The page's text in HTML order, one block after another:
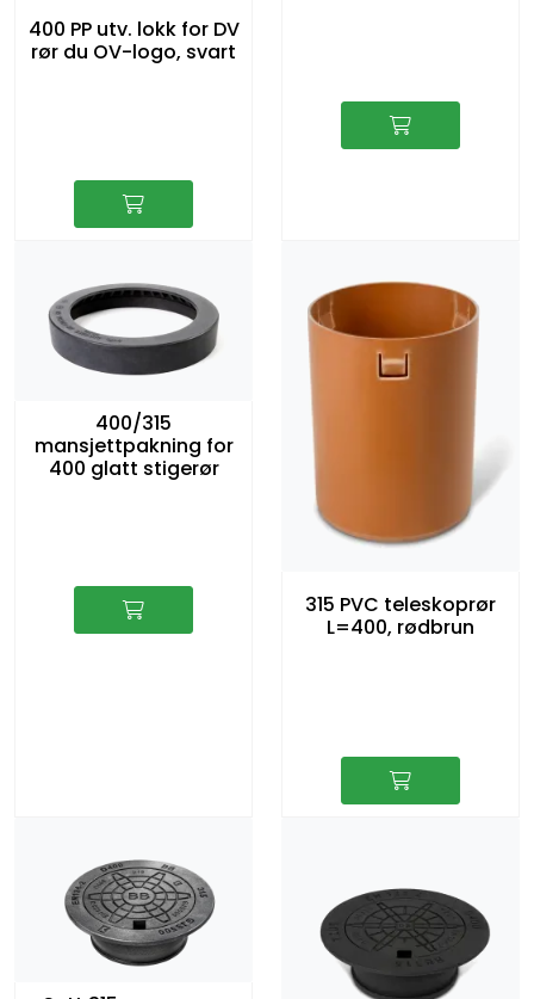
400 PP utv. lokk for DV
rør du OV-logo, svart
400/315
mansjettpakning for
400 glatt stigerør
315 PVC teleskoprør
L=400, rødbrun